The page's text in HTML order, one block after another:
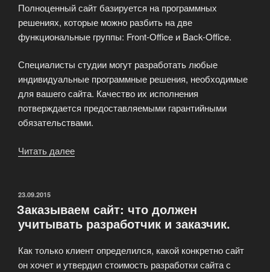
Полноценный сайт базируется на программных
решениях, которые можно разбить на две
функциональные группы: Front-Office и Back-Office.
Специалисты студии могут разработать любые
индивидуальные программные решения, необходимые
для вашего сайта. Качество их исполнения
потверждается предоставляемыми гарантийными
обязательствами.
Читать далее
ОПУБЛИКОВАНО
23.09.2015
Заказываем сайт: что должен
учитывать разработчик и заказчик.
Как только клиент определился, какой конкретно сайт
он хочет и утвердил стоимость разработки сайта с